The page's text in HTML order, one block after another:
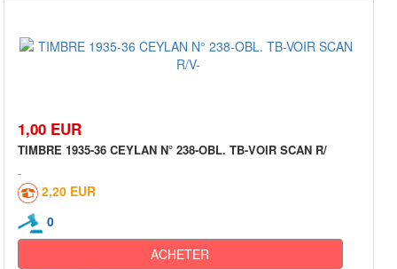
1,00 EUR
TIMBRE 1935-36 CEYLAN N° 238-OBL. TB-VOIR SCAN R/
2,20 EUR
0
ACHETER